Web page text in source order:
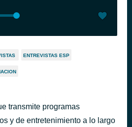
ENTREVISTAS ESP
transmite programas
y de entretenimiento a lo largo